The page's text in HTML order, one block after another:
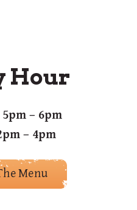
Hour
– 6pm
– 4pm
Menu